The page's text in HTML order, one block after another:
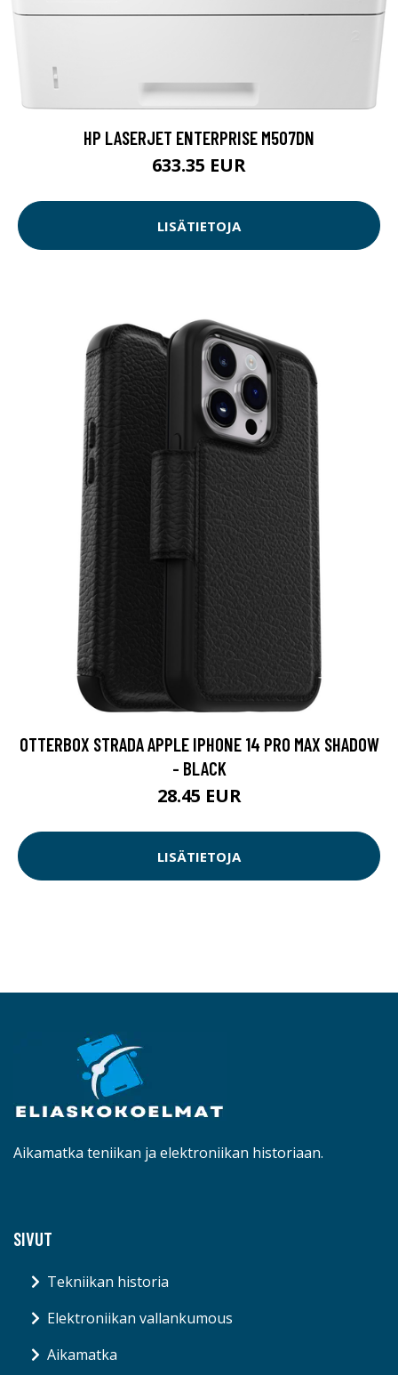
HP LASERJET ENTERPRISE M507DN
633.35 EUR
LISÄTIETOJA
OTTERBOX STRADA APPLE IPHONE 14 PRO MAX SHADOW
- BLACK
28.45 EUR
LISÄTIETOJA
Aikamatka teniikan ja elektroniikan historiaan.
SIVUT
Tekniikan historia
Elektroniikan vallankumous
Aikamatka